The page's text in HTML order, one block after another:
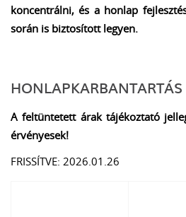
koncentrálni, és a honlap
során is biztosított legyen.
A feltüntetett árak tájékoztató
érvényesek!
FRISSÍTVE: 2026.01.26